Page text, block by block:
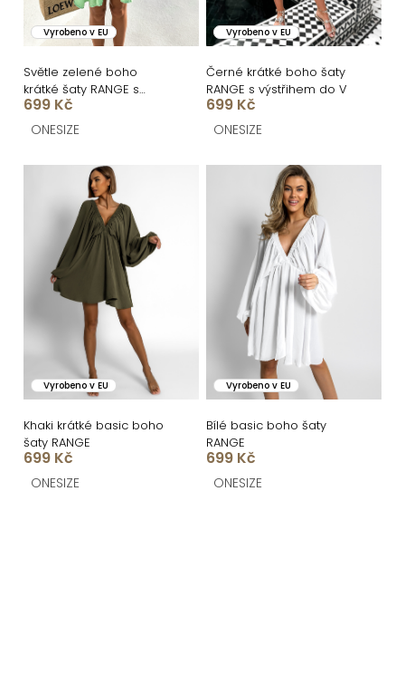
t
ů
o
u
k
ů
Vyrobeno v EU
Světle zelené boho
krátké šaty RANGE s
výstřihem
699 Kč
ONESIZE
Vyrobeno v EU
Černé krátké boho šaty
RANGE s výstřihem do V
699 Kč
ONESIZE
Vyrobeno v EU
Khaki krátké basic boho
šaty RANGE
699 Kč
ONESIZE
Vyrobeno v EU
Bílé basic boho šaty
RANGE
699 Kč
ONESIZE